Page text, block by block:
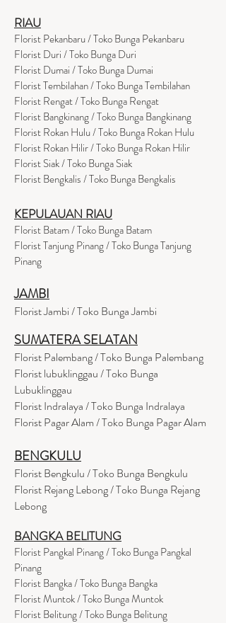
RIAU
Florist Pekanbaru / Toko Bunga Pekanbaru
Florist Duri / Toko Bunga Duri
Florist Dumai / Toko Bunga Dumai
Florist Tembilahan / Toko Bunga Tembilahan
Florist Rengat / Toko Bunga Rengat
Florist Bangkinang / Toko Bunga Bangkinang
Florist Rokan Hulu / Toko Bunga Rokan Hulu
Florist Rokan Hilir / Toko Bunga Rokan Hilir
Florist Siak / Toko Bunga Siak
Florist Bengkalis / Toko Bunga Bengkalis
KEPULAUAN RIAU
Florist Batam / Toko Bunga Batam
Florist Tanjung Pinang / Toko Bunga Tanjung
Pinang
JAMBI
Florist Jambi / Toko Bunga Jambi
SUMATERA SELATAN
Florist Palembang / Toko Bunga Palembang
Florist lubuklinggau / Toko Bunga
Lubuklinggau
Florist Indralaya / Toko Bunga Indralaya
Florist Pagar Alam / Toko Bunga Pagar Alam
BENGKULU
Florist Bengkulu / Toko Bunga Bengkulu
Florist Rejang Lebong / Toko Bunga Rejang
Lebong
BANGKA BELITUNG
Florist Pangkal Pinang / Toko Bunga Pangkal
Pinang
Florist Bangka / Toko Bunga Bangka
Florist Muntok / Toko Bunga Muntok
Florist Belitung / Toko Bunga Belitung